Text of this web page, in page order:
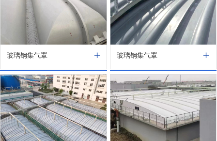
玻璃钢集气罩 玻璃钢集气罩